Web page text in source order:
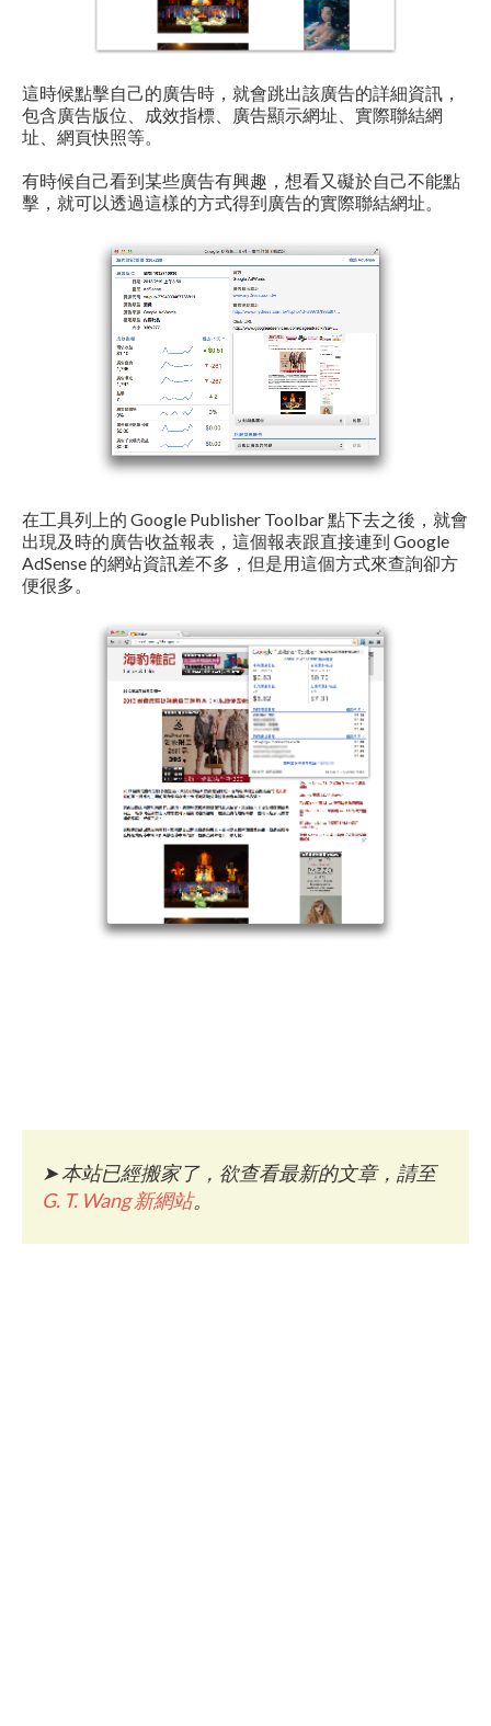
這時候點擊自己的廣告時，就會跳出該廣告的詳細資訊，
包含廣告版位、成效指標、廣告顯示網址、實際聯結網
址、網頁快照等。
有時候自己看到某些廣告有興趣，想看又礙於自己不能點
擊，就可以透過這樣的方式得到廣告的實際聯結網址。
在工具列上的 Google Publisher Toolbar 點下去之後，就會
出現及時的廣告收益報表，這個報表跟直接連到 Google
AdSense 的網站資訊差不多，但是用這個方式來查詢卻方
便很多。
➤本站已經搬家了，欲查看最新的文章，請至
G. T. Wang 新網站。